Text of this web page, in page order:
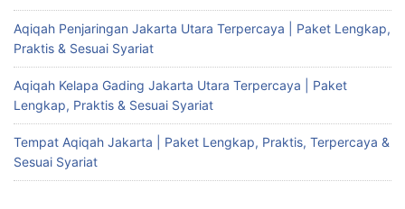
Aqiqah Penjaringan Jakarta Utara Terpercaya | Paket Lengkap,
Praktis & Sesuai Syariat
Aqiqah Kelapa Gading Jakarta Utara Terpercaya | Paket
Lengkap, Praktis & Sesuai Syariat
Tempat Aqiqah Jakarta | Paket Lengkap, Praktis, Terpercaya &
Sesuai Syariat